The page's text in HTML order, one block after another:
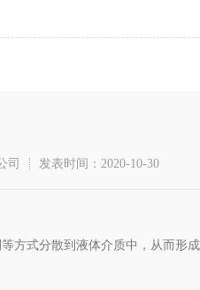
司 发表时间：2020-10-30
方式分散到液体介质中，从而形成